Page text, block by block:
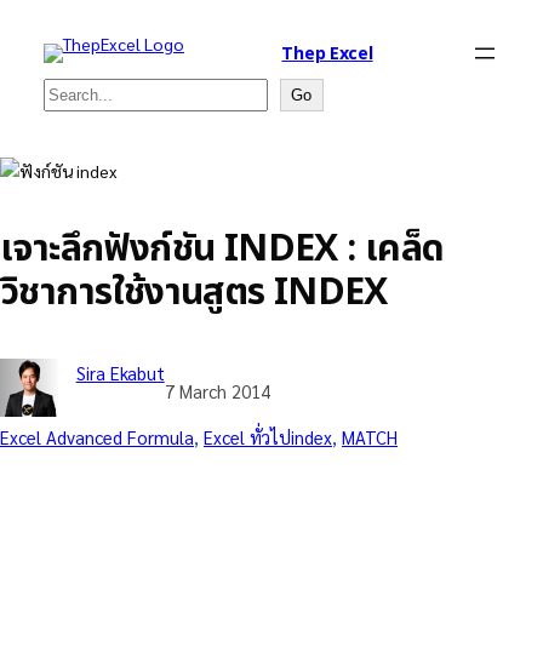
Thep Excel
Search Go
เจาะลึกฟังก์ชัน INDEX : เคล็ด
วิชาการใช้งานสูตร INDEX
Sira Ekabut
7 March 2014
Excel Advanced Formula, Excel ทั่วไปindex, MATCH